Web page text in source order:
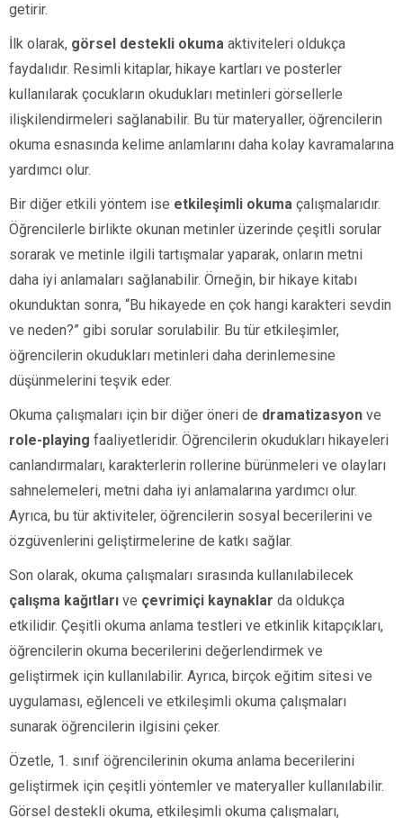
getirir.
İlk olarak, görsel destekli okuma aktiviteleri oldukça
faydalıdır. Resimli kitaplar, hikaye kartları ve posterler
kullanılarak çocukların okudukları metinleri görsellerle
ilişkilendirmeleri sağlanabilir. Bu tür materyaller, öğrencilerin
okuma esnasında kelime anlamlarını daha kolay kavramalarına
yardımcı olur.
Bir diğer etkili yöntem ise etkileşimli okuma çalışmalarıdır.
Öğrencilerle birlikte okunan metinler üzerinde çeşitli sorular
sorarak ve metinle ilgili tartışmalar yaparak, onların metni
daha iyi anlamaları sağlanabilir. Örneğin, bir hikaye kitabı
okunduktan sonra, “Bu hikayede en çok hangi karakteri sevdin
ve neden?” gibi sorular sorulabilir. Bu tür etkileşimler,
öğrencilerin okudukları metinleri daha derinlemesine
düşünmelerini teşvik eder.
Okuma çalışmaları için bir diğer öneri de dramatizasyon ve
role-playing faaliyetleridir. Öğrencilerin okudukları hikayeleri
canlandırmaları, karakterlerin rollerine bürünmeleri ve olayları
sahnelemeleri, metni daha iyi anlamalarına yardımcı olur.
Ayrıca, bu tür aktiviteler, öğrencilerin sosyal becerilerini ve
özgüvenlerini geliştirmelerine de katkı sağlar.
Son olarak, okuma çalışmaları sırasında kullanılabilecek
çalışma kağıtları ve çevrimiçi kaynaklar da oldukça
etkilidir. Çeşitli okuma anlama testleri ve etkinlik kitapçıkları,
öğrencilerin okuma becerilerini değerlendirmek ve
geliştirmek için kullanılabilir. Ayrıca, birçok eğitim sitesi ve
uygulaması, eğlenceli ve etkileşimli okuma çalışmaları
sunarak öğrencilerin ilgisini çeker.
Özetle, 1. sınıf öğrencilerinin okuma anlama becerilerini
geliştirmek için çeşitli yöntemler ve materyaller kullanılabilir.
Görsel destekli okuma, etkileşimli okuma çalışmaları,